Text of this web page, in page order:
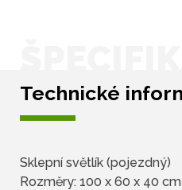
Technické
Sklepní světlík (pojezdný)
Rozměry: 100 x 60 x 40 cm